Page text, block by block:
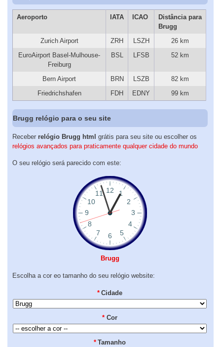
Aeroporto IATA ICAO
Distância para
Brugg
Zurich Airport
ZRH LSZH
26 km
EuroAirport Basel-Mulhouse-
Freiburg
BSL LFSB 52 km
Bern Airport BRN LSZB
82 km
Friedrichshafen
FDH EDNY 99 km
Brugg relógio para o seu site
Receber relógio Brugg html grátis para seu site ou escolher os
relógios avançados para praticamente qualquer cidade do mundo
O seu relógio será parecido com este:
Brugg
Escolha a cor eo tamanho do seu relógio website:
* Cidade
* Cor
* Tamanho